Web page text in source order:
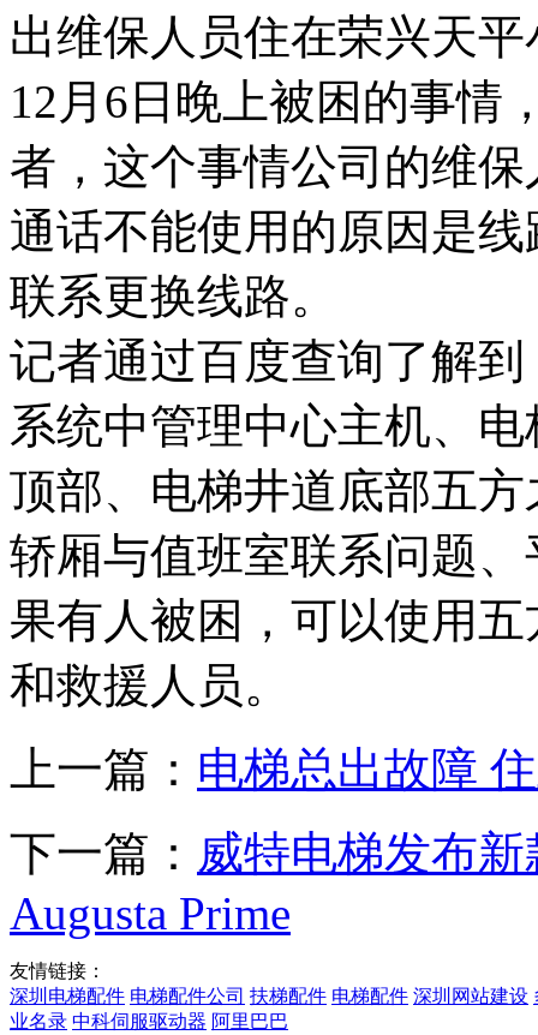
出维保人员住在荣兴天
12月6日晚上被困的事情
者，这个事情公司的维
通话不能使用的原因是
联系更换线路。
记者通过百度查询了解
系统中管理中心主机、
顶部、电梯井道底部五
轿厢与值班室联系问题
果有人被困，可以使用
和救援人员。
上一篇： 电梯总出故障
下一篇： 威特电梯发布新
Augusta Prime
友情链接：
深圳电梯配件 电梯配件公司 扶梯配件 电梯配件 深圳网站建设
业名录 中科伺服驱动器 阿里巴巴